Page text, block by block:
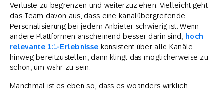
Verluste zu begrenzen und weiterzuziehen. Vielleicht geht
das Team davon aus, dass eine kanalübergreifende
Personalisierung bei jedem Anbieter schwierig ist. Wenn
andere Plattformen anscheinend besser darin sind, hoch
relevante 1:1-Erlebnisse konsistent über alle Kanäle
hinweg bereitzustellen, dann klingt das möglicherweise zu
schön, um wahr zu sein.
Manchmal ist es eben so, dass es woanders wirklich